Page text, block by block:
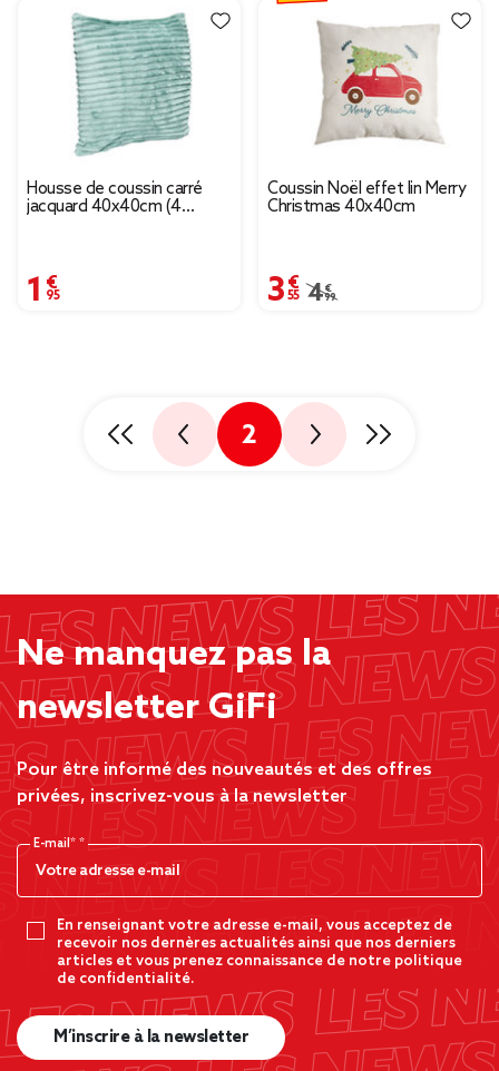
Housse de coussin carré
jacquard 40x40cm (4
1,95 €
Coussin Noël effet lin Merry
Christmas 40x40cm
3,55 €
Prix remisé de 4,99 € à
4,99 €
2
Ne manquez pas la
newsletter GiFi
Pour être informé des nouveautés et des offres
privées, inscrivez-vous à la newsletter
E-mail*
En renseignant votre adresse e-mail, vous acceptez de
recevoir nos dernères actualités ainsi que nos derniers
articles et vous prenez connaissance de notre politique
de confidentialité.
M’inscrire à la newsletter